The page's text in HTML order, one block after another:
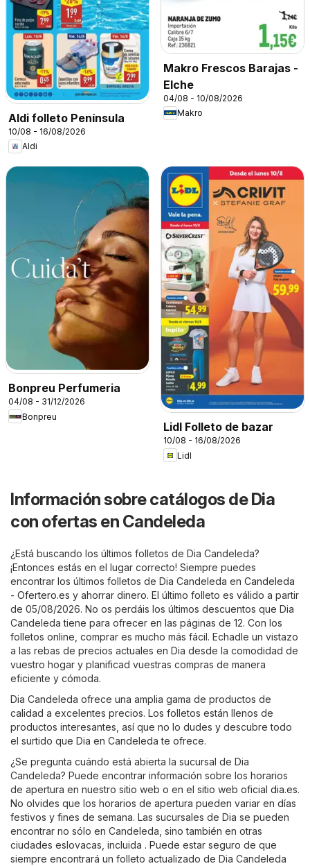
Aldi folleto Península
10/08 - 16/08/2026
Aldi
Makro Frescos Barajas -
Elche
04/08 - 10/08/2026
Makro
Bonpreu Perfumeria
04/08 - 31/12/2026
Bonpreu
Lidl Folleto de bazar
10/08 - 16/08/2026
Lidl
Información sobre catálogos de Dia
con ofertas en Candeleda
¿Está buscando los últimos folletos de Dia Candeleda?
¡Entonces estás en el lugar correcto! Siempre puedes
encontrar los últimos folletos de Dia Candeleda en Candeleda
- Ofertero.es y ahorrar dinero. El último folleto es válido a partir
de 05/08/2026. No os perdáis los últimos descuentos que Dia
Candeleda tiene para ofrecer en las páginas de 12. Con los
folletos online, comprar es mucho más fácil. Echadle un vistazo
a las rebas de precios actuales en Dia desde la comodidad de
vuestro hogar y planificad vuestras compras de manera
eficiente y cómoda.
Dia Candeleda ofrece una amplia gama de productos de
calidad a excelentes precios. Los folletos están llenos de
productos interesantes, así que no lo dudes y descubre todo
el surtido que Dia en Candeleda te ofrece.
¿Se pregunta cuándo está abierta la sucursal de Dia
Candeleda? Puede encontrar información sobre los horarios
de apertura en nuestro sitio web o en el sitio web oficial dia.es.
No olvides que los horarios de apertura pueden variar en días
festivos y fines de semana. Las sucursales de Dia se pueden
encontrar no sólo en Candeleda, sino también en otras
ciudades eslovacas, incluida . Puede estar seguro de que
siempre encontrará un folleto actualizado de Dia Candeleda